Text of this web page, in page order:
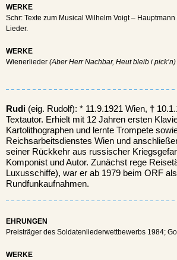
WERKE
Schr: Texte zum Musical Wilhelm Voigt –
Lieder.
WERKE
Wienerlieder (Aber Herr Nachbar, Heut bleib i pick’n)
Rudi (eig. Rudolf): * 11.9.1921 Wien, †
Textautor. Erhielt mit 12 Jahren ersten
Kartolithographen und lernte Trompete
Reichsarbeitsdienstes Wien und
seiner Rückkehr aus russischer
Komponist und Autor. Zunächst rege
Luxusschiffe), war er ab 1979 beim ORF
Rundfunkaufnahmen.
EHRUNGEN
Preisträger des Soldatenliederwettbewerbs 1984;
WERKE